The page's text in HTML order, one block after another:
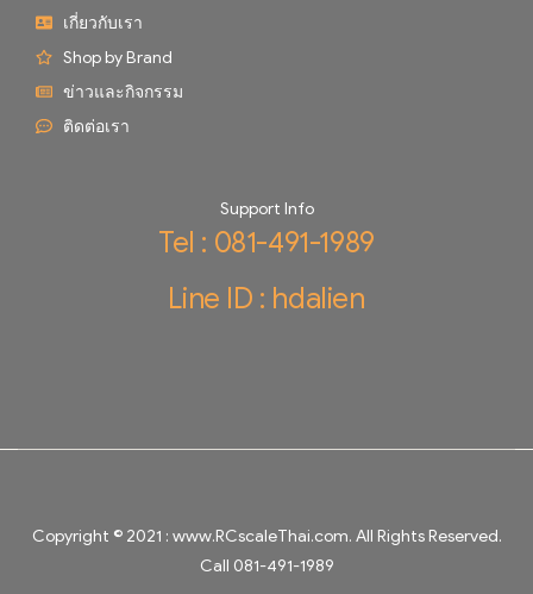
เกี่ยวกับเรา
Shop by Brand
ข่าวและกิจกรรม
ติดต่อเรา
Support Info
Tel : 081-491-1989
Line ID : hdalien
Copyright © 2021 : www.RCscaleThai.com. All Rights Reserved.
Call 081-491-1989